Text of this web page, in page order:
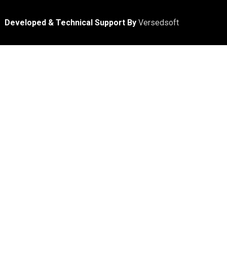
Developed & Technical Support ByVersedsoft